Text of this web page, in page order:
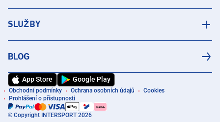
SLUŽBY
BLOG
App Store Google Play
Obchodní podmínky Ochrana osobních údajů
Cookies
Prohlášení o přístupnosti
© Copyright INTERSPORT 2026